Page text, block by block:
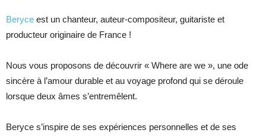
Beryce est un chanteur, auteur-compositeur, guitariste et
producteur originaire de France !
Nous vous proposons de découvrir « Where are we », une ode
sincère à l’amour durable et au voyage profond qui se déroule
lorsque deux âmes s’entremêlent.
Beryce s’inspire de ses expériences personnelles et de ses